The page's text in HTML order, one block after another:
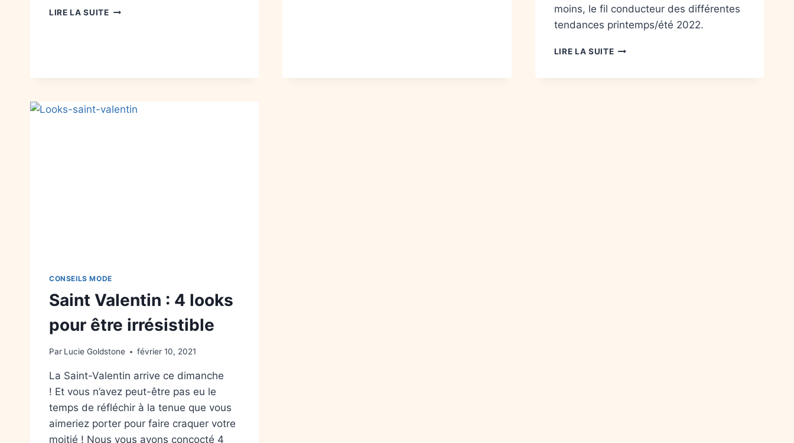
LIRE LA SUITE
moins, le fil conducteur des différentes
tendances printemps/été 2022.
LIRE LA SUITE
CONSEILS MODE
Saint Valentin : 4 looks
pour être irrésistible
Par Lucie Goldstone février 10, 2021
La Saint-Valentin arrive ce dimanche
! Et vous n’avez peut-être pas eu le
temps de réfléchir à la tenue que vous
aimeriez porter pour faire craquer votre
moitié ! Nous vous avons concocté 4